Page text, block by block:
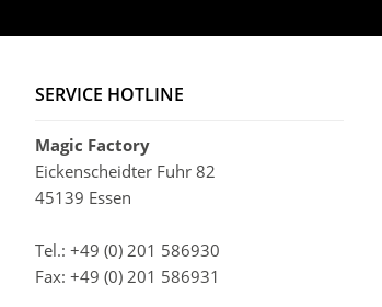
SERVICE HOTLINE
Magic Factory
Eickenscheidter Fuhr 82
45139 Essen
Tel.: +49 (0) 201 586930
Fax: +49 (0) 201 586931